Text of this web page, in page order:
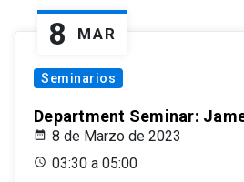
8 MAR
Seminarios
Department Seminar:
8 de Marzo de 2023
03:30 a 05:00